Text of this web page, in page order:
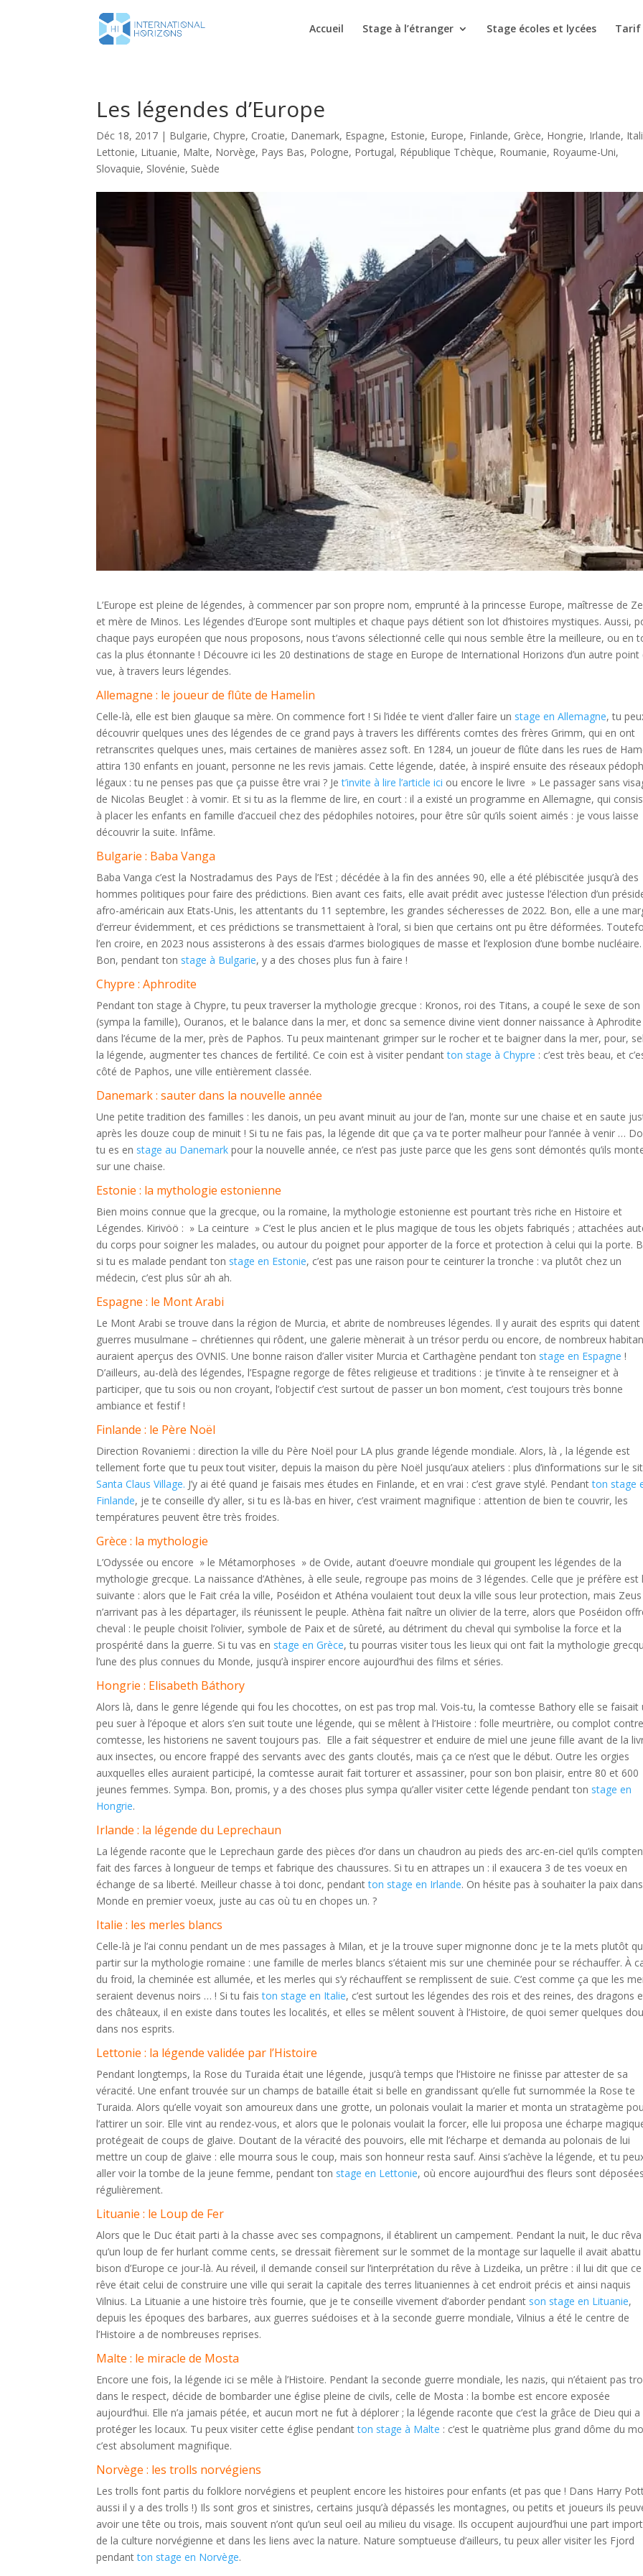
Accueil Stage à l’étranger Stage écoles et lycées Tarif
Les légendes d’Europe
Déc 18, 2017 | Bulgarie, Chypre, Croatie, Danemark, Espagne, Estonie, Europe, Finlande, Grèce, Hongrie, Irlande,
Lettonie, Lituanie, Malte, Norvège, Pays Bas, Pologne, Portugal, République Tchèque, Roumanie, Royaume-Uni,
Slovaquie, Slovénie, Suède
L’Europe est pleine de légendes, à commencer par son propre nom, emprunté à la princesse Europe, maîtresse de
et mère de Minos. Les légendes d’Europe sont multiples et chaque pays détient son lot d’histoires mystiques. Aussi,
chaque pays européen que nous proposons, nous t’avons sélectionné celle qui nous semble être la meilleure, ou en
cas la plus étonnante ! Découvre ici les 20 destinations de stage en Europe de International Horizons d’un autre point
vue, à travers leurs légendes.
Allemagne : le joueur de flûte de Hamelin
Celle-là, elle est bien glauque sa mère. On commence fort ! Si l’idée te vient d’aller faire un stage en Allemagne, tu
découvrir quelques unes des légendes de ce grand pays à travers les différents comtes des frères Grimm, qui en ont
retranscrites quelques unes, mais certaines de manières assez soft. En 1284, un joueur de flûte dans les rues de
attira 130 enfants en jouant, personne ne les revis jamais. Cette légende, datée, à inspiré ensuite des réseaux
légaux : tu ne penses pas que ça puisse être vrai ? Jet’invite à lire l’article ici ou encore le livre » Le passager sans
de Nicolas Beuglet : à vomir. Et si tu as la flemme de lire, en court : il a existé un programme en Allemagne, qui
à placer les enfants en famille d’accueil chez des pédophiles notoires, pour être sûr qu’ils soient aimés : je vous laisse
découvrir la suite. Infâme.
Bulgarie : Baba Vanga
Baba Vanga c’est la Nostradamus des Pays de l’Est ; décédée à la fin des années 90, elle a été plébiscitée jusqu’à des
hommes politiques pour faire des prédictions. Bien avant ces faits, elle avait prédit avec justesse l’élection d’un
afro-américain aux Etats-Unis, les attentants du 11 septembre, les grandes sécheresses de 2022. Bon, elle a une
d’erreur évidemment, et ces prédictions se transmettaient à l’oral, si bien que certains ont pu être déformées.
l’en croire, en 2023 nous assisterons à des essais d’armes biologiques de masse et l’explosion d’une bombe nucléaire.
Bon, pendant ton stage à Bulgarie, y a des choses plus fun à faire !
Chypre : Aphrodite
Pendant ton stage à Chypre, tu peux traverser la mythologie grecque : Kronos, roi des Titans, a coupé le sexe de son
(sympa la famille), Ouranos, et le balance dans la mer, et donc sa semence divine vient donner naissance à Aphrodite
dans l’écume de la mer, près de Paphos. Tu peux maintenant grimper sur le rocher et te baigner dans la mer, pour,
la légende, augmenter tes chances de fertilité. Ce coin est à visiter pendantton stage à Chypre : c’est très beau, et
côté de Paphos, une ville entièrement classée.
Danemark : sauter dans la nouvelle année
Une petite tradition des familles : les danois, un peu avant minuit au jour de l’an, monte sur une chaise et en saute
après les douze coup de minuit ! Si tu ne fais pas, la légende dit que ça va te porter malheur pour l’année à venir …
tu es en stage au Danemarkpour la nouvelle année, ce n’est pas juste parce que les gens sont démontés qu’ils
sur une chaise.
Estonie : la mythologie estonienne
Bien moins connue que la grecque, ou la romaine, la mythologie estonienne est pourtant très riche en Histoire et
Légendes. Kirivöö : » La ceinture » C’est le plus ancien et le plus magique de tous les objets fabriqués ; attachées
du corps pour soigner les malades, ou autour du poignet pour apporter de la force et protection à celui qui la porte.
si tu es malade pendant ton stage en Estonie, c’est pas une raison pour te ceinturer la tronche : va plutôt chez un
médecin, c’est plus sûr ah ah.
Espagne : le Mont Arabi
Le Mont Arabi se trouve dans la région de Murcia, et abrite de nombreuses légendes. Il y aurait des esprits qui datent
guerres musulmane – chrétiennes qui rôdent, une galerie mènerait à un trésor perdu ou encore, de nombreux
auraient aperçus des OVNIS. Une bonne raison d’aller visiter Murcia et Carthagène pendant ton stage en Espagne !
D’ailleurs, au-delà des légendes, l’Espagne regorge de fêtes religieuse et traditions : je t’invite à te renseigner et à
participer, que tu sois ou non croyant, l’objectif c’est surtout de passer un bon moment, c’est toujours très bonne
ambiance et festif !
Finlande : le Père Noël
Direction Rovaniemi : direction la ville du Père Noël pour LA plus grande légende mondiale. Alors, là , la légende est
tellement forte que tu peux tout visiter, depuis la maison du père Noël jusqu’aux ateliers : plus d’informations sur le
Santa Claus Village. J’y ai été quand je faisais mes études en Finlande, et en vrai : c’est grave stylé. Pendantton stage
Finlande, je te conseille d’y aller, si tu es là-bas en hiver, c’est vraiment magnifique : attention de bien te couvrir, les
températures peuvent être très froides.
Grèce : la mythologie
L’Odyssée ou encore » le Métamorphoses » de Ovide, autant d’oeuvre mondiale qui groupent les légendes de la
mythologie grecque. La naissance d’Athènes, à elle seule, regroupe pas moins de 3 légendes. Celle que je préfère est
suivante : alors que le Fait créa la ville, Poséidon et Athéna voulaient tout deux la ville sous leur protection, mais Zeus
n’arrivant pas à les départager, ils réunissent le peuple. Athèna fait naître un olivier de la terre, alors que Poséidon
cheval : le peuple choisit l’olivier, symbole de Paix et de sûreté, au détriment du cheval qui symbolise la force et la
prospérité dans la guerre. Si tu vas en stage en Grèce, tu pourras visiter tous les lieux qui ont fait la mythologie
l’une des plus connues du Monde, jusqu’à inspirer encore aujourd’hui des films et séries.
Hongrie : Elisabeth Báthory
Alors là, dans le genre légende qui fou les chocottes, on est pas trop mal. Vois-tu, la comtesse Bathory elle se faisait
peu suer à l’époque et alors s’en suit toute une légende, qui se mêlent à l’Histoire : folle meurtrière, ou complot
comtesse, les historiens ne savent toujours pas. Elle a fait séquestrer et enduire de miel une jeune fille avant de la
aux insectes, ou encore frappé des servants avec des gants cloutés, mais ça ce n’est que le début. Outre les orgies
auxquelles elles auraient participé, la comtesse aurait fait torturer et assassiner, pour son bon plaisir, entre 80 et 600
jeunes femmes. Sympa. Bon, promis, y a des choses plus sympa qu’aller visiter cette légende pendant ton stage en
Hongrie.
Irlande : la légende du Leprechaun
La légende raconte que le Leprechaun garde des pièces d’or dans un chaudron au pieds des arc-en-ciel qu’ils
fait des farces à longueur de temps et fabrique des chaussures. Si tu en attrapes un : il exaucera 3 de tes voeux en
échange de sa liberté. Meilleur chasse à toi donc, pendantton stage en Irlande. On hésite pas à souhaiter la paix
Monde en premier voeux, juste au cas où tu en chopes un. ?
Italie : les merles blancs
Celle-là je l’ai connu pendant un de mes passages à Milan, et je la trouve super mignonne donc je te la mets plutôt
partir sur la mythologie romaine : une famille de merles blancs s’étaient mis sur une cheminée pour se réchauffer. À
du froid, la cheminée est allumée, et les merles qui s’y réchauffent se remplissent de suie. C’est comme ça que les
seraient devenus noirs … ! Si tu faiston stage en Italie, c’est surtout les légendes des rois et des reines, des dragons
des châteaux, il en existe dans toutes les localités, et elles se mêlent souvent à l’Histoire, de quoi semer quelques
dans nos esprits.
Lettonie : la légende validée par l’Histoire
Pendant longtemps, la Rose du Turaida était une légende, jusqu’à temps que l’Histoire ne finisse par attester de sa
véracité. Une enfant trouvée sur un champs de bataille était si belle en grandissant qu’elle fut surnommée la Rose te
Turaida. Alors qu’elle voyait son amoureux dans une grotte, un polonais voulait la marier et monta un stratagème
l’attirer un soir. Elle vint au rendez-vous, et alors que le polonais voulait la forcer, elle lui proposa une écharpe
protégeait de coups de glaive. Doutant de la véracité des pouvoirs, elle mit l’écharpe et demanda au polonais de lui
mettre un coup de glaive : elle mourra sous le coup, mais son honneur resta sauf. Ainsi s’achève la légende, et tu
aller voir la tombe de la jeune femme, pendant ton stage en Lettonie, où encore aujourd’hui des fleurs sont déposées
régulièrement.
Lituanie : le Loup de Fer
Alors que le Duc était parti à la chasse avec ses compagnons, il établirent un campement. Pendant la nuit, le duc rêva
qu’un loup de fer hurlant comme cents, se dressait fièrement sur le sommet de la montage sur laquelle il avait abattu
bison d’Europe ce jour-là. Au réveil, il demande conseil sur l’interprétation du rêve à Lizdeika, un prêtre : il lui dit que ce
rêve était celui de construire une ville qui serait la capitale des terres lituaniennes à cet endroit précis et ainsi naquis
Vilnius. La Lituanie a une histoire très fournie, que je te conseille vivement d’aborder pendant son stage en Lituanie,
depuis les époques des barbares, aux guerres suédoises et à la seconde guerre mondiale, Vilnius a été le centre de
l’Histoire a de nombreuses reprises.
Malte : le miracle de Mosta
Encore une fois, la légende ici se mêle à l’Histoire. Pendant la seconde guerre mondiale, les nazis, qui n’étaient pas
dans le respect, décide de bombarder une église pleine de civils, celle de Mosta : la bombe est encore exposée
aujourd’hui. Elle n’a jamais pétée, et aucun mort ne fut à déplorer ; la légende raconte que c’est la grâce de Dieu qui a
protéger les locaux. Tu peux visiter cette église pendantton stage à Malte : c’est le quatrième plus grand dôme du
c’est absolument magnifique.
Norvège : les trolls norvégiens
Les trolls font partis du folklore norvégiens et peuplent encore les histoires pour enfants (et pas que ! Dans Harry
aussi il y a des trolls !) Ils sont gros et sinistres, certains jusqu’à dépassés les montagnes, ou petits et joueurs ils
avoir une tête ou trois, mais souvent n’ont qu’un seul oeil au milieu du visage. Ils occupent aujourd’hui une part
de la culture norvégienne et dans les liens avec la nature. Nature somptueuse d’ailleurs, tu peux aller visiter les Fjord
pendantton stage en Norvège.